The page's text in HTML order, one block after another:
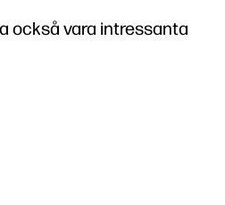
också vara intressanta